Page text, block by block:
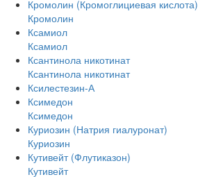
Кромолин (Кромоглициевая кислота)
Кромолин
Ксамиол
Ксамиол
Ксантинола никотинат
Ксантинола никотинат
Ксилестезин-А
Ксимедон
Ксимедон
Куриозин (Натрия гиалуронат)
Куриозин
Кутивейт (Флутиказон)
Кутивейт